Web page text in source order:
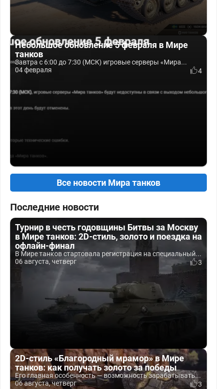
Небольшое обновление 5 февраля в Мире
танков
Завтра с 6:00 до 7:30 (МСК) игровые серверы «Мира...
04 февраля
4
Все новости Мира танков
Последние новости
Турнир в честь годовщины Битвы за Москву
в Мире танков: 2D-стиль, золото и поездка на
офлайн-финал
В Мире танков стартовала регистрация на специальный...
06 августа, четверг
3
2D-стиль «Благородный мрамор» в Мире
танков: как получать золото за победы
Его главная особенность — возможность зарабатывать...
06 августа, четверг
3